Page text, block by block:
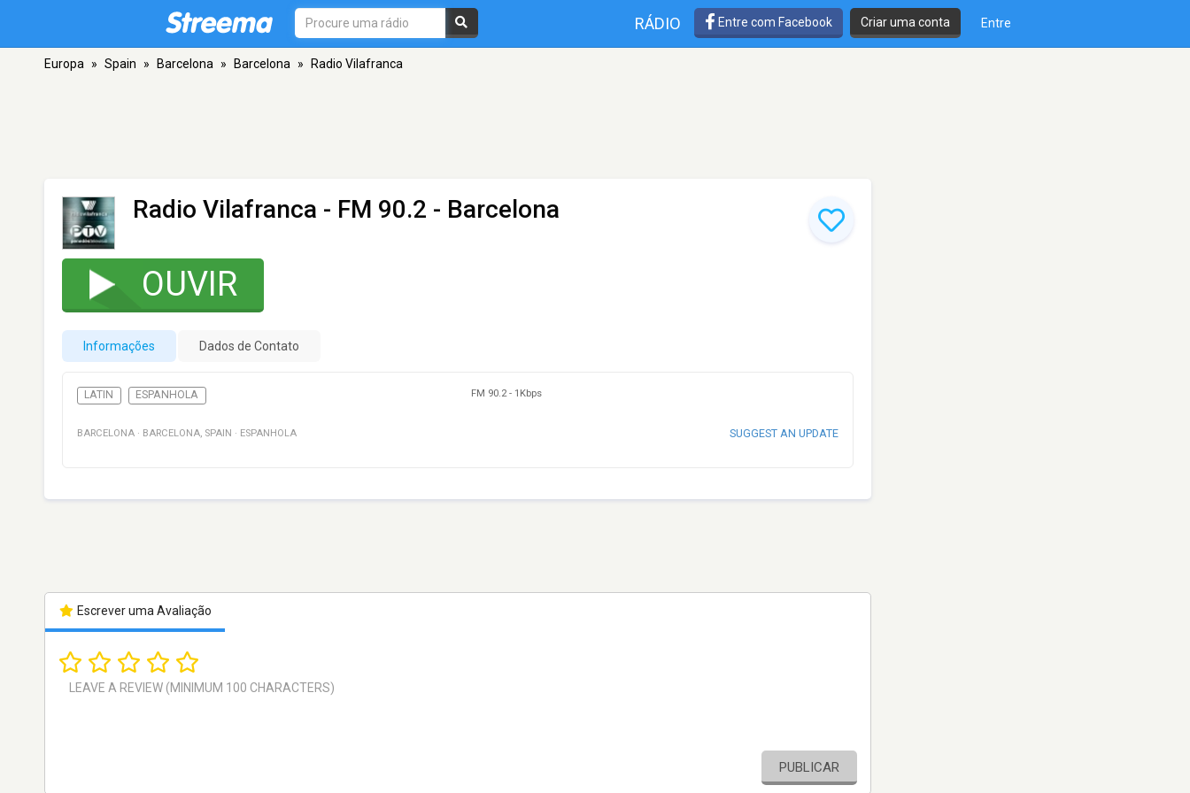
RÁDIO Entre com Facebook Criar uma conta Entre
Europa » Spain » Barcelona » Barcelona » Radio Vilafranca
Radio Vilafranca - FM 90.2 - Barcelona
OUVIR
Informações Dados de Contato
LATIN ESPANHOLA FM 90.2- 1Kbps
BARCELONA · BARCELONA, SPAIN · ESPANHOLA SUGGEST AN UPDATE
Escrever uma Avaliação
PUBLICAR